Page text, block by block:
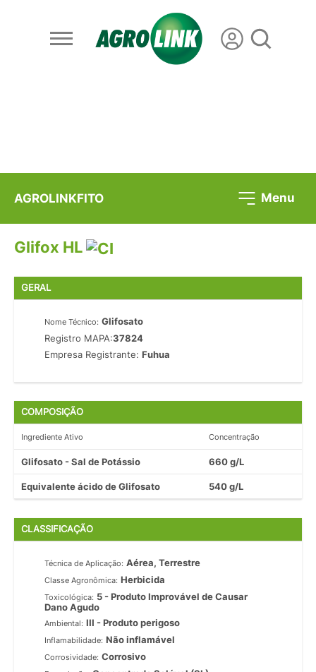
AGROLINKFITO Menu
Glifox HL
GERAL
Nome Técnico: Glifosato
Registro MAPA:37824
Empresa Registrante:Fuhua
COMPOSIÇÃO
Ingrediente Ativo Concentração
Glifosato - Sal de Potássio 660 g/L
Equivalente ácido de Glifosato 540 g/L
CLASSIFICAÇÃO
Técnica de Aplicação: Aérea, Terrestre
Classe Agronômica: Herbicida
Toxicológica: 5 - Produto Improvável de Causar
Dano Agudo
Ambiental: III - Produto perigoso
Inflamabilidade: Não inflamável
Corrosividade: Corrosivo